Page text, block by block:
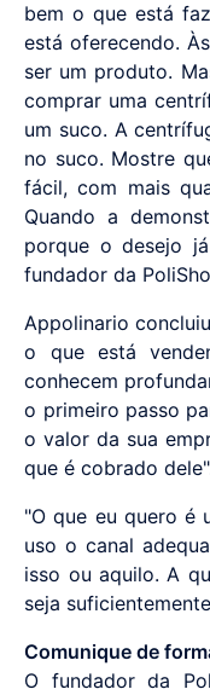
bem o que está
está oferecendo.
ser um produto.
comprar uma
um suco. A
no suco. Mostre
fácil, com mais
Quando a
porque o desejo
fundador da
Appolinario
o que está
conhecem
o primeiro passo
o valor da sua
que é cobrado
"O que eu quero é
uso o canal
isso ou aquilo. A
seja
Comunique de
O fundador da